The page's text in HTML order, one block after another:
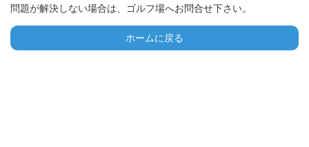
問題が解決しない場合は、ゴルフ場へお問合せ下さい。
ホームに戻る